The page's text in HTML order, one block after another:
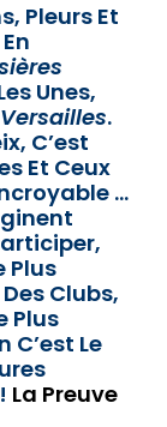
Pleurs Et
Unes,
.
C’est
Et Ceux
…
Plus
Clubs,
Plus
C’est Le
La Preuve